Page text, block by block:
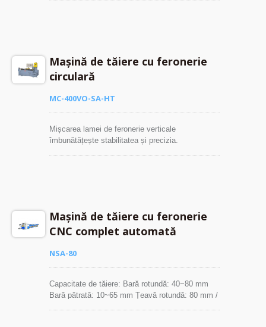
Mașină de tăiere cu feronerie
circulară
MC-400VO-SA-HT
Mișcarea lamei de feronerie verticale
îmbunătățește stabilitatea și precizia.
Mașină de tăiere cu feronerie
CNC complet automată
NSA-80
Capacitate de tăiere: Bară rotundă: 40~80 mm
Bară pătrată: 10~65 mm Țeavă rotundă: 80 mm /